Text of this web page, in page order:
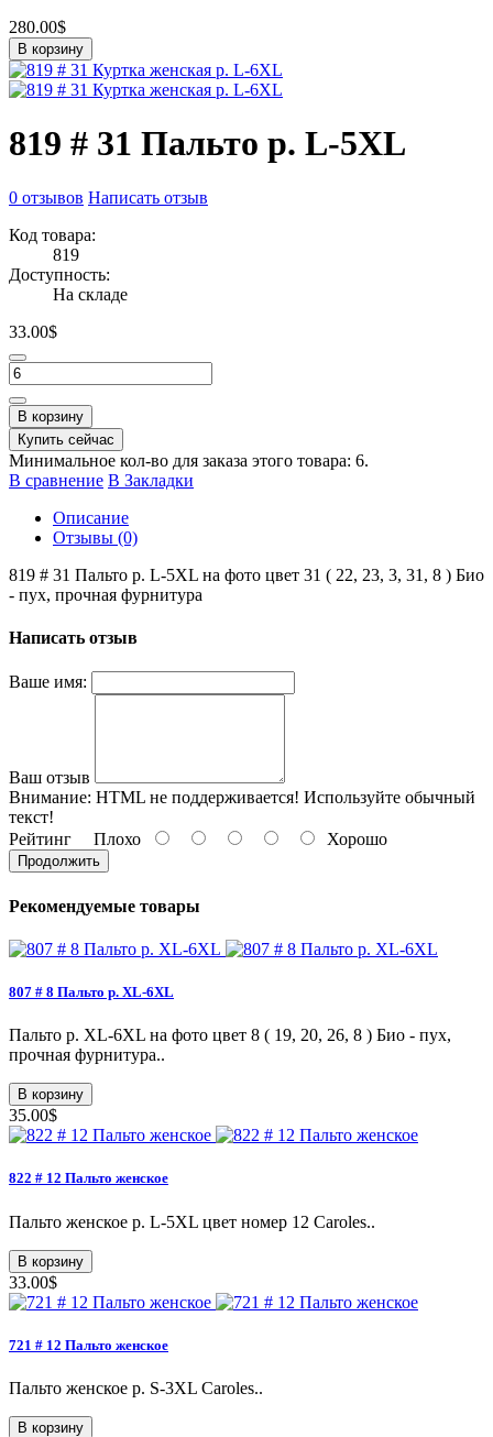
280.00$
В корзину
819 # 31 Пальто p. L-5XL
0 отзывов Написать отзыв
Код товара:
819
Доступность:
На складе
33.00$
В корзину
Купить сейчас
Минимальное кол-во для заказа этого товара: 6.
В сравнение В Закладки
Описание
Отзывы (0)
819 # 31 Пальто p. L-5XL на фото цвет 31 ( 22, 23, 3, 31, 8 ) Био
- пух, прочная фурнитура
Написать отзыв
Ваше имя:
Ваш отзыв
Внимание: HTML не поддерживается! Используйте обычный
текст!
Рейтинг Плохо Хорошо
Продолжить
Рекомендуемые товары
807 # 8 Пальто p. XL-6XL
Пальто p. XL-6XL на фото цвет 8 ( 19, 20, 26, 8 ) Био - пух,
прочная фурнитура..
В корзину
35.00$
822 # 12 Пальто женское
Пальто женское p. L-5XL цвет номер 12 Caroles..
В корзину
33.00$
721 # 12 Пальто женское
Пальто женское p. S-3XL Caroles..
В корзину